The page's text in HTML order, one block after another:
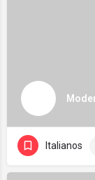
Italianos